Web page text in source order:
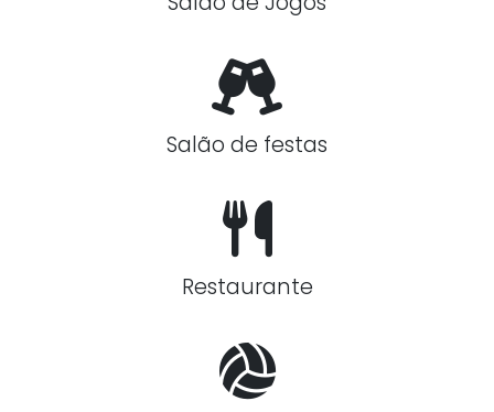
Salão de festas
Restaurante